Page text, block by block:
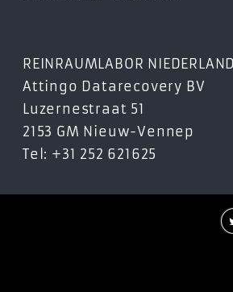
REINRAUMLABOR
Attingo Datarecovery BV
Luzernestraat 51
2153 GM Nieuw-Vennep
Tel: +31 252 621625